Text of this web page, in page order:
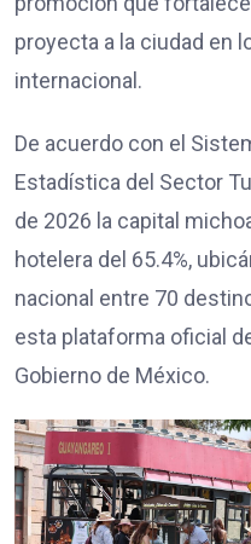
proyecta a la ciudad en
internacional.
De acuerdo con el
Estadística del Sector
de 2026 la capital
hotelera del 65.4%,
nacional entre 70
esta plataforma oficial
Gobierno de México.